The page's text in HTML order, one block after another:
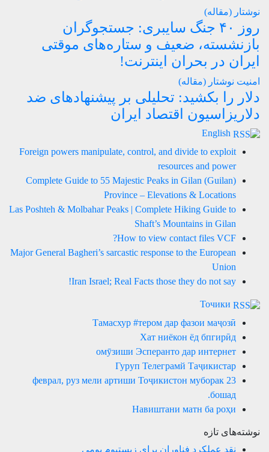
نوشتار (مقاله)
روز ۴۰ جنگ سایبری: جستجوگران
بازنشسته، ضعیف و ستاره‌های موقتی
ایران در بحران اینترنت!
امنیت نوشتار (مقاله)
دلار را بکشید: تحلیلی بر پیشنهادهای ضد
دلاریزاسیون اقتصاد ایران
English
Foreign powers manipulate, control, and divide to exploit
resources and power
Complete Guide to 55 Majestic Peaks in Gilan (Guilan)
Province – Elevations & Locations
Las Poshteh & Molbahar Peaks | Complete Hiking Guide to
Shaft’s Mountains in Gilan
How to view contact files VCF?
Major General Bagheri’s sarcastic response to the European
Union
Iran Israel; Real Facts those they do not say!
Точики
Тамасхур #тером дар фазои маҷозӣ
Хат ниёкон ёд бпгирӣд
омӯзиши Эсперанто дар интернет
Гуруп Телеграмй Таҷикистар
23 феврал, руз мели артиши Тоҷикистон муборак
бошад.
Навиштани матн ба роҳи
نوشته‌های تازه
نقد عملکرد فناوران برای زیستبوم بومی